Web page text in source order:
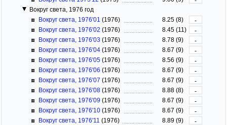
Вокруг света, 1976 год
Вокруг света, 1976'01 (1976) 8.25 (8)
-
Вокруг света, 1976'02 (1976) 8.45 (11)
-
Вокруг света, 1976'03 (1976) 8.78 (9)
-
Вокруг света, 1976'04 (1976) 8.67 (9)
-
Вокруг света, 1976'05 (1976) 8.56 (9)
-
Вокруг света, 1976'06 (1976) 8.67 (9)
-
Вокруг света, 1976'07 (1976) 8.67 (9)
-
Вокруг света, 1976'08 (1976) 8.88 (8)
-
Вокруг света, 1976'09 (1976) 8.67 (9)
-
Вокруг света, 1976'10 (1976) 8.67 (9)
-
Вокруг света, 1976'11 (1976) 8.89 (9)
-